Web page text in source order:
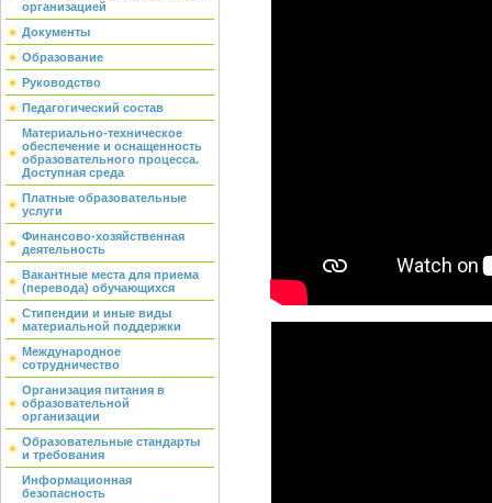
организацией
Документы
Образование
Руководство
Педагогический состав
Материально-техническое
обеспечение и оснащенность
образовательного процесса.
Доступная среда
Платные образовательные
услуги
Финансово-хозяйственная
деятельность
Вакантные места для приема
(перевода) обучающихся
Стипендии и иные виды
материальной поддержки
Международное
сотрудничество
Организация питания в
образовательной
организации
Образовательные стандарты
и требования
Информационная
безопасность